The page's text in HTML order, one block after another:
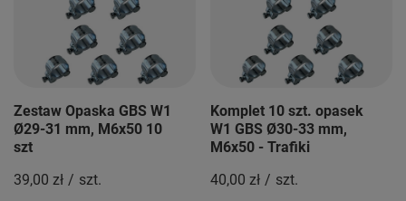
Zestaw Opaska GBS W1
Ø29-31 mm, M6x50 10
szt
39,00 zł / szt.
Komplet 10 szt. opasek
W1 GBS Ø30-33 mm,
M6x50 - Trafiki
40,00 zł / szt.